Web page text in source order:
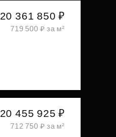
20 361 850 ₽
719 500 ₽ за м²
20 455 925 ₽
712 750 ₽ за м²